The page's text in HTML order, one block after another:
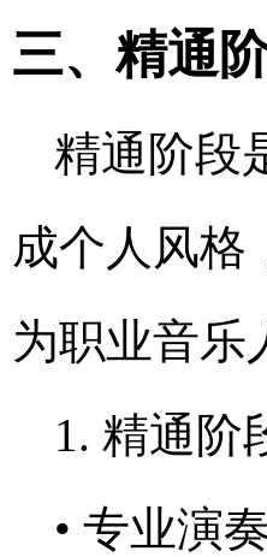
三、精通
精通阶段
成个人风格
为职业音乐
1. 精通阶
• 专业演